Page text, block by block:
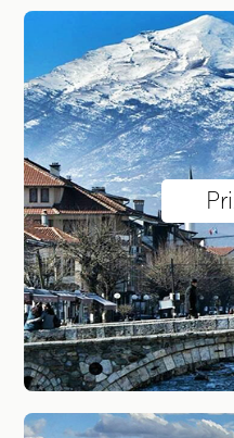
Bjeshkët e Sharrit
Deçan
Llogaria juaj
Kyçuni në llogarinë
Krijoni llogarinë tuaj